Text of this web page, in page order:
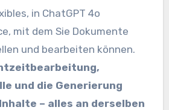
in ChatGPT 4o
mit dem Sie Dokumente
und bearbeiten können.
und die Generierung
– alles an derselben